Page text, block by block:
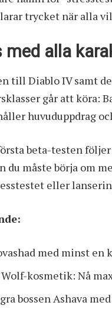
trycket när alla
med alla
till Diablo IV samt
går att köra:
huvuduppdrag
beta-testen
du måste börja om
eller
med minst en
kosmetik: Nå
bossen Ashava